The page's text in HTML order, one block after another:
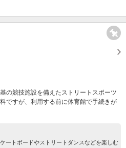
の競技施設を備えたストリートスポーツ
ですが、利用する前に体育館で手続きが
ートボードやストリートダンスなどを楽しむ